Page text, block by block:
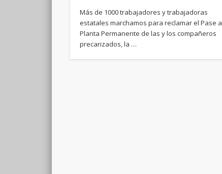
Más de 1000 trabajadores y trabajadoras
estatales marchamos para reclamar el Pase a
Planta Permanente de las y los compañeros
precarizados, la …